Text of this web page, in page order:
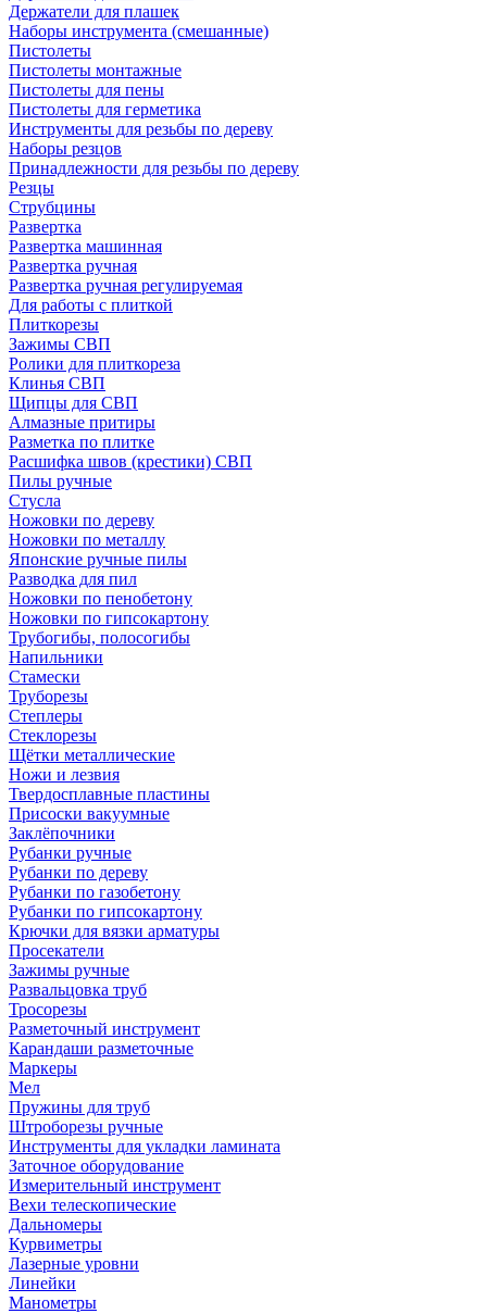
Держатели для плашек
Наборы инструмента (смешанные)
Пистолеты
Пистолеты монтажные
Пистолеты для пены
Пистолеты для герметика
Инструменты для резьбы по дереву
Наборы резцов
Принадлежности для резьбы по дереву
Резцы
Струбцины
Развертка
Развертка машинная
Развертка ручная
Развертка ручная регулируемая
Для работы с плиткой
Плиткорезы
Зажимы СВП
Ролики для плиткореза
Клинья СВП
Щипцы для СВП
Алмазные притиры
Разметка по плитке
Расшифка швов (крестики) СВП
Пилы ручные
Стусла
Ножовки по дереву
Ножовки по металлу
Японские ручные пилы
Разводка для пил
Ножовки по пенобетону
Ножовки по гипсокартону
Трубогибы, полосогибы
Напильники
Стамески
Труборезы
Степлеры
Стеклорезы
Щётки металлические
Ножи и лезвия
Твердосплавные пластины
Присоски вакуумные
Заклёпочники
Рубанки ручные
Рубанки по дереву
Рубанки по газобетону
Рубанки по гипсокартону
Крючки для вязки арматуры
Просекатели
Зажимы ручные
Развальцовка труб
Тросорезы
Разметочный инструмент
Карандаши разметочные
Маркеры
Мел
Пружины для труб
Штроборезы ручные
Инструменты для укладки ламината
Заточное оборудование
Измерительный инструмент
Вехи телескопические
Дальномеры
Курвиметры
Лазерные уровни
Линейки
Манометры